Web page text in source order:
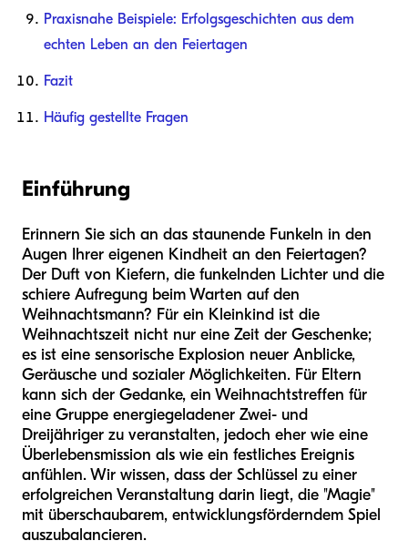
Praxisnahe Beispiele: Erfolgsgeschichten aus dem
echten Leben an den Feiertagen
Fazit
Häufig gestellte Fragen
Einführung
Erinnern Sie sich an das staunende Funkeln in den
Augen Ihrer eigenen Kindheit an den Feiertagen?
Der Duft von Kiefern, die funkelnden Lichter und die
schiere Aufregung beim Warten auf den
Weihnachtsmann? Für ein Kleinkind ist die
Weihnachtszeit nicht nur eine Zeit der Geschenke;
es ist eine sensorische Explosion neuer Anblicke,
Geräusche und sozialer Möglichkeiten. Für Eltern
kann sich der Gedanke, ein Weihnachtstreffen für
eine Gruppe energiegeladener Zwei- und
Dreijähriger zu veranstalten, jedoch eher wie eine
Überlebensmission als wie ein festliches Ereignis
anfühlen. Wir wissen, dass der Schlüssel zu einer
erfolgreichen Veranstaltung darin liegt, die "Magie"
mit überschaubarem, entwicklungsförderndem Spiel
auszubalancieren.